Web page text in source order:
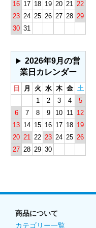
16 17 18 19 20 21 22
23 24 25 26 27 28 29
30 31
2026年9月の営
業日カレンダー
日 月 火 水 木 金 土
1
2 3 4
5
6
7 8 9 10 11 12
13 14 15 16 17 18 19
20 21 22 23 24 25 26
27 28 29 30
商品について
カテゴリー一覧